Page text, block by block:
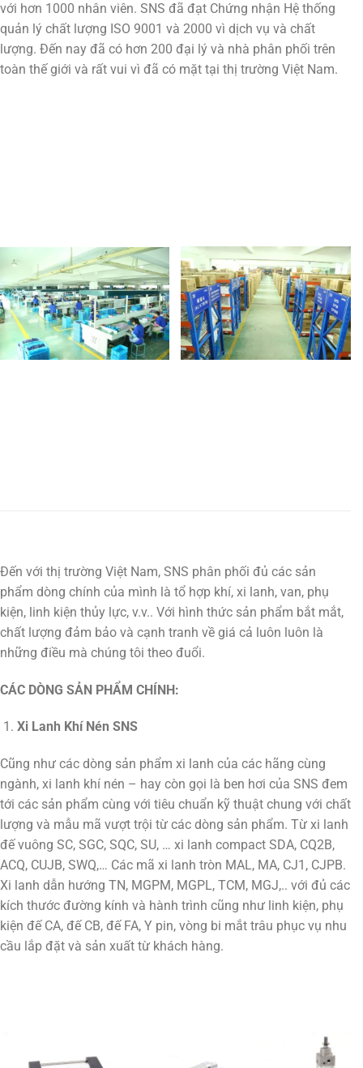
với hơn 1000 nhân viên. SNS đã đạt Chứng nhận Hệ thống
quản lý chất lượng ISO 9001 và 2000 vì dịch vụ và chất
lượng. Đến nay đã có hơn 200 đại lý và nhà phân phối trên
toàn thế giới và rất vui vì đã có mặt tại thị trường Việt Nam.
Đến với thị trường Việt Nam, SNS phân phối đủ các sản
phẩm dòng chính của mình là tổ hợp khí, xi lanh, van, phụ
kiện, linh kiện thủy lực, v.v.. Với hình thức sản phẩm bắt mắt,
chất lượng đảm bảo và cạnh tranh về giá cả luôn luôn là
những điều mà chúng tôi theo đuổi.
CÁC DÒNG SẢN PHẨM CHÍNH:
Xi Lanh Khí Nén SNS
Cũng như các dòng sản phẩm xi lanh của các hãng cùng
ngành, xi lanh khí nén – hay còn gọi là ben hơi của SNS đem
tới các sản phẩm cùng với tiêu chuẩn kỹ thuật chung với chất
lượng và mẫu mã vượt trội từ các dòng sản phẩm. Từ xi lanh
đế vuông SC, SGC, SQC, SU, … xi lanh compact SDA, CQ2B,
ACQ, CUJB, SWQ,… Các mã xi lanh tròn MAL, MA, CJ1, CJPB.
Xi lanh dẫn hướng TN, MGPM, MGPL, TCM, MGJ,.. với đủ các
kích thước đường kính và hành trình cũng như linh kiện, phụ
kiện đế CA, đế CB, đế FA, Y pin, vòng bi mắt trâu phục vụ nhu
cầu lắp đặt và sản xuất từ khách hàng.